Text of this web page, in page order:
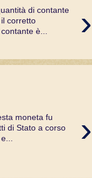
›
di contante
corretto
è...
›
moneta fu
di Stato a corso